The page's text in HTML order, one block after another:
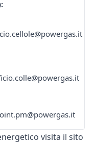
visita il sito